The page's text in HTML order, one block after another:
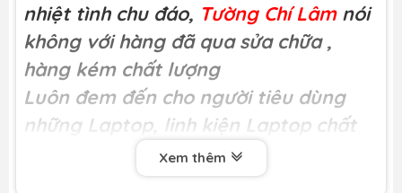
nhiệt tình chu đáo, Tường Chí Lâm nói
không với hàng đã qua sửa chữa ,
hàng kém chất lượng
Luôn đem đến cho người tiêu dùng
những Laptop, linh kiện Laptop chất
Miễn phí công thay tạiTường Chí Lâm
Xem thêm